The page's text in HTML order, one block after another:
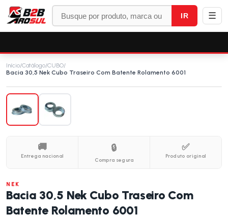
IR ☰
Início/Catálogo/CUBO/
Bacia 30,5 Nek Cubo Traseiro Com Batente Rolamento 6001
🚚
Entrega nacional
🔒
Compra segura
✅
Produto original
NEK
Bacia 30,5 Nek Cubo Traseiro Com
Batente Rolamento 6001